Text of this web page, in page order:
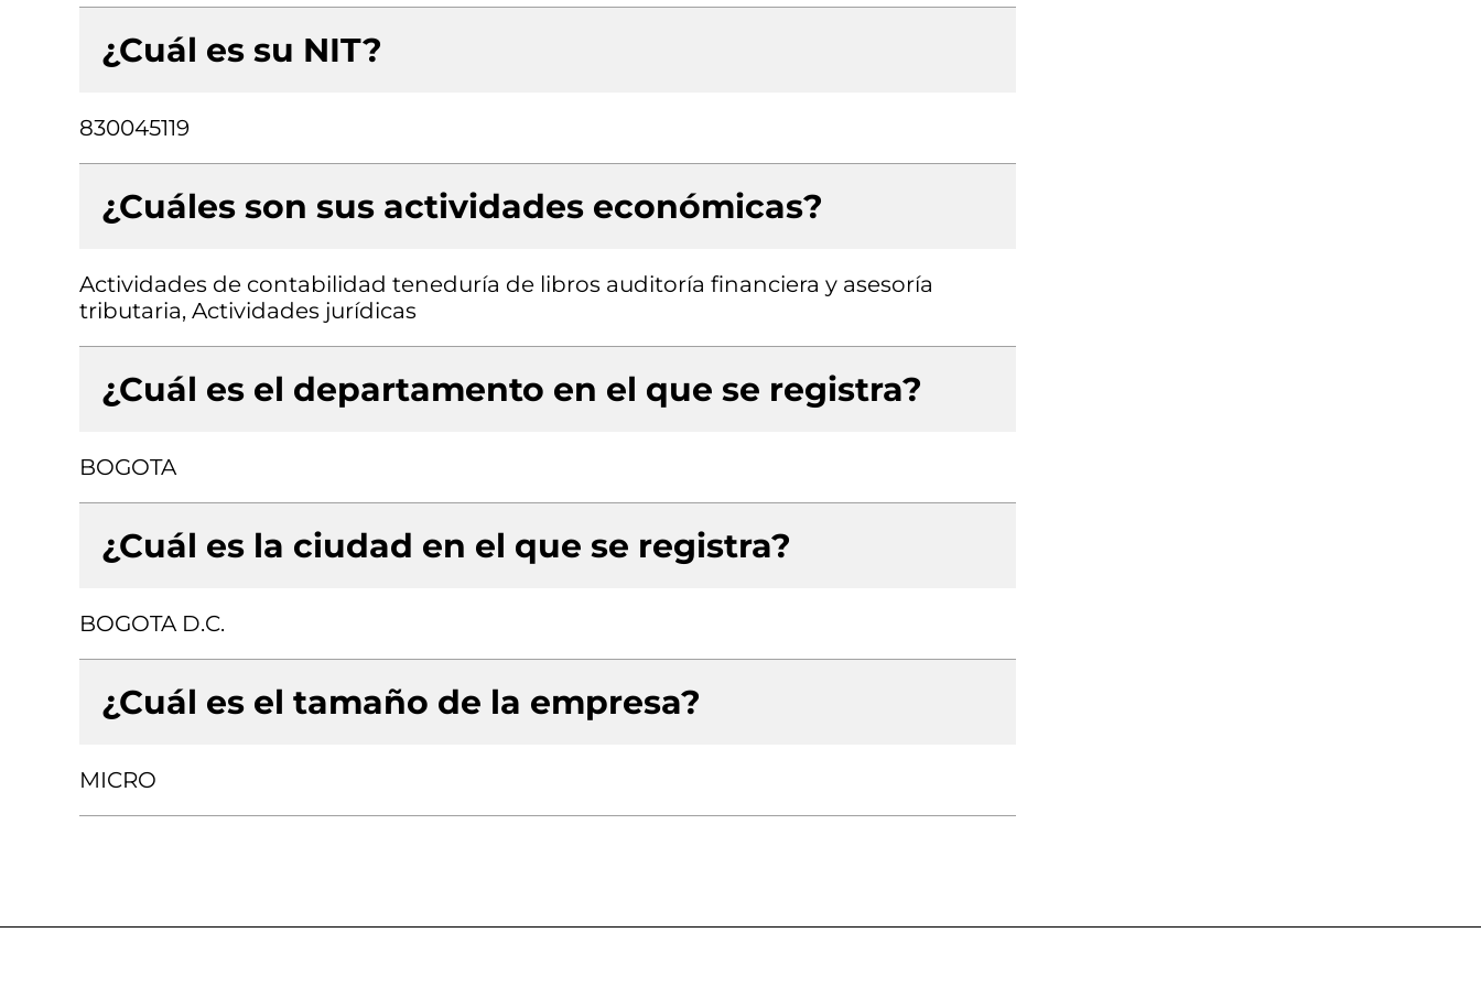
¿Cuál es su NIT?
830045119
¿Cuáles son sus actividades económicas?
Actividades de contabilidad teneduría de libros auditoría financiera y asesoría
tributaria, Actividades jurídicas
¿Cuál es el departamento en el que se registra?
BOGOTA
¿Cuál es la ciudad en el que se registra?
BOGOTA D.C.
¿Cuál es el tamaño de la empresa?
MICRO